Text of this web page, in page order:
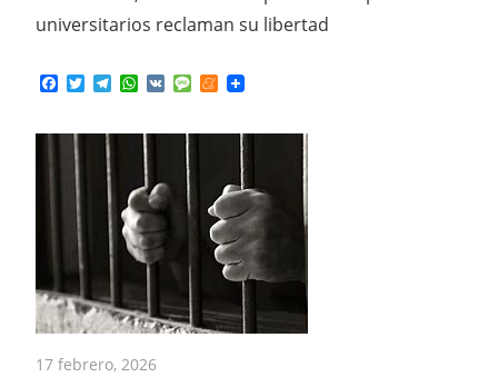
universitarios reclaman su libertad
Facebook
TwitterTelegram
WhatsApp
VK MessageMeneame
17 febrero, 2026